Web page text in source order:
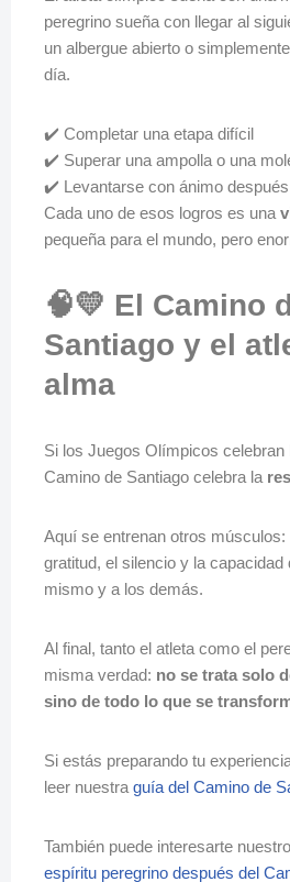
peregrino sueña con llegar al
un albergue abierto o
día.
✔️ Completar una etapa difícil
✔️ Superar una ampolla o una
✔️ Levantarse con ánimo
Cada uno de esos logros es una
pequeña para el mundo, pero
🧠💛 El Camino
Santiago y el
alma
Si los Juegos Olímpicos
Camino de Santiago celebra la
Aquí se entrenan otros músculos:
gratitud, el silencio y la
mismo y a los demás.
Al final, tanto el atleta como el
misma verdad: no se trata solo
sino de todo lo que se
Si estás preparando tu
leer nuestra guía del Camino de
También puede interesarte
espíritu peregrino después del